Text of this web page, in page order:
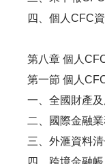
四、個人CFC
第八章 個人
第一節 個人
一、全國財產
二、國際金融
三、外滙資料
四、跨境金融